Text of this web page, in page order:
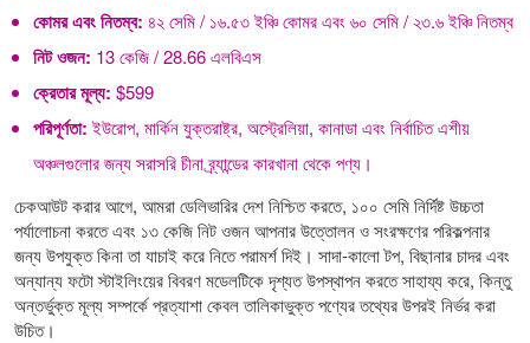
কোমর এবং নিতম্ব: ৪২ সেমি / ১৬.৫৩ ইঞ্চি কোমর এবং ৬০ সেমি / ২৩.৬ ইঞ্চি নিতম্ব
নিট ওজন: 13 কেজি / 28.66 এলবিএস
ক্রেতার মূল্য: $599
পরিপূর্ণতা:ইউরোপ, মার্কিন যুক্তরাষ্ট্র, অস্ট্রেলিয়া, কানাডা এবং নির্বাচিত এশীয়
অঞ্চলগুলোর জন্য সরাসরি চীনা ব্র্যান্ডের কারখানা থেকে পণ্য।
চেকআউট করার আগে, আমরা ডেলিভারির দেশ নিশ্চিত করতে, ১০০ সেমি নির্দিষ্ট উচ্চতা
পর্যালোচনা করতে এবং ১৩ কেজি নিট ওজন আপনার উত্তোলন ও সংরক্ষণের পরিকল্পনার
জন্য উপযুক্ত কিনা তা যাচাই করে নিতে পরামর্শ দিই। সাদা-কালো টপ, বিছানার চাদর এবং
অন্যান্য ফটো স্টাইলিংয়ের বিবরণ মডেলটিকে দৃশ্যত উপস্থাপন করতে সাহায্য করে, কিন্তু
অন্তর্ভুক্ত মূল্য সম্পর্কে প্রত্যাশা কেবল তালিকাভুক্ত পণ্যের তথ্যের উপরই নির্ভর করা
উচিত।